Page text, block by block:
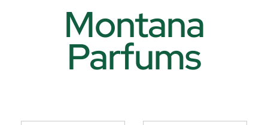
Montana
Parfums